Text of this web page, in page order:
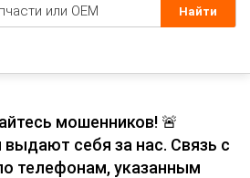
мошенников! 🚨
себя за нас. Связь с
телефонам, указанным